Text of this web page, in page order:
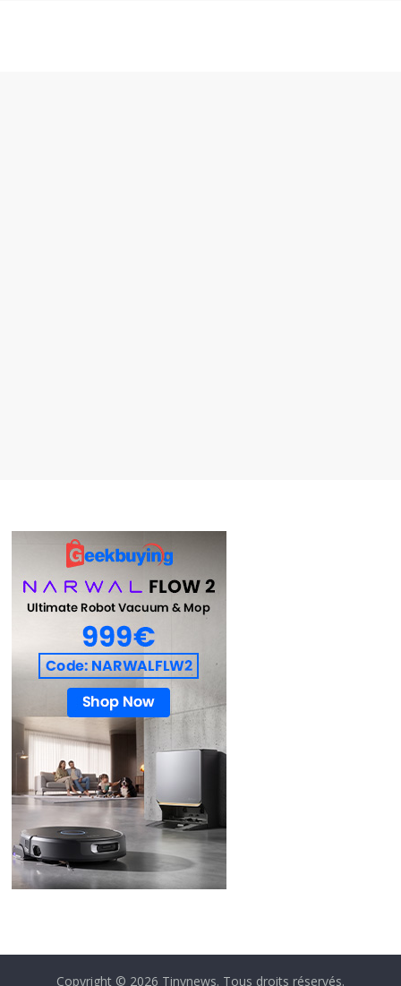
Copyright © 2026 Tinynews. Tous droits réservés.